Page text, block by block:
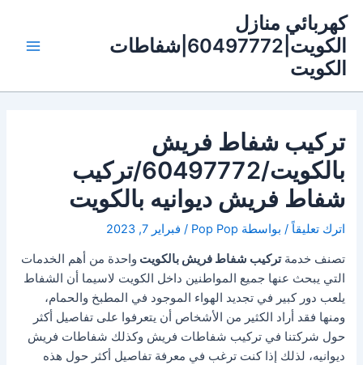
المحتوى
كهربائي منازل
الكويت|60497772|شفاطات
الكويت
تركيب شفاط فريش
بالكويت/60497772/تركيب
شفاط فريش ديوانيه بالكويت
اترك تعليقاً / بواسطة Pop Pop
/ فبراير 7, 2023
تصنف خدمةتركيب شفاط فريش بالكويت واحدة من أهم الخدمات
التي يبحث عنها جميع المواطنين داخل الكويت لاسيما أن الشفاط
يلعب دور كبير في تجديد الهواء الموجود في المطبخ والحمام،
ومنها فقد أراد الكثير من الأشخاص أن يتعرفوا على تفاصيل أكثر
حول شركتنا في تركيب شفاطات فريش وكذلك شفاطات فريش
ديوانيه، لذلك إذا كنت ترغب في معرفة تفاصيل أكثر حول هذه